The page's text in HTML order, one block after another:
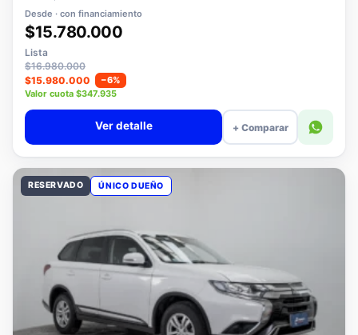
📍 Maipú
Desde · con financiamiento
$15.780.000
Lista
$16.980.000
$15.980.000
−6%
Valor cuota $347.935
+ Comparar
RESERVADO